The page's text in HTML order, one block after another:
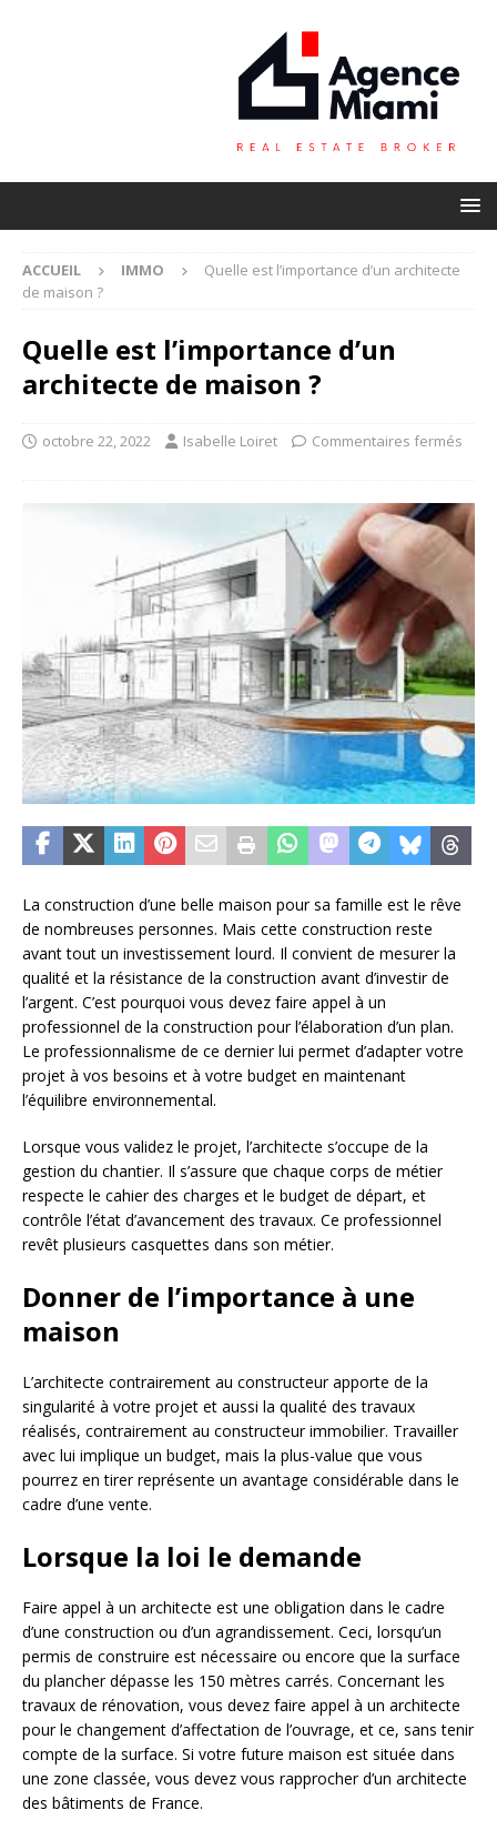
ACCUEIL IMMO
Quelle est l’importance d’un architecte
de maison ?
Quelle est l’importance d’un
architecte de maison ?
octobre 22, 2022 Isabelle Loiret Commentaires fermés
La construction d’une belle maison pour sa famille est le rêve
de nombreuses personnes. Mais cette construction reste
avant tout un investissement lourd. Il convient de mesurer la
qualité et la résistance de la construction avant d’investir de
l’argent. C’est pourquoi vous devez faire appel à un
professionnel de la construction pour l’élaboration d’un plan.
Le professionnalisme de ce dernier lui permet d’adapter votre
projet à vos besoins et à votre budget en maintenant
l’équilibre environnemental.
Lorsque vous validez le projet, l’architecte s’occupe de la
gestion du chantier. Il s’assure que chaque corps de métier
respecte le cahier des charges et le budget de départ, et
contrôle l’état d’avancement des travaux. Ce professionnel
revêt plusieurs casquettes dans son métier.
Donner de l’importance à une
maison
L’architecte contrairement au constructeur apporte de la
singularité à votre projet et aussi la qualité des travaux
réalisés, contrairement au constructeur immobilier. Travailler
avec lui implique un budget, mais la plus-value que vous
pourrez en tirer représente un avantage considérable dans le
cadre d’une vente.
Lorsque la loi le demande
Faire appel à un architecte est une obligation dans le cadre
d’une construction ou d’un agrandissement. Ceci, lorsqu’un
permis de construire est nécessaire ou encore que la surface
du plancher dépasse les 150 mètres carrés. Concernant les
travaux de rénovation, vous devez faire appel à un architecte
pour le changement d’affectation de l’ouvrage, et ce, sans tenir
compte de la surface. Si votre future maison est située dans
une zone classée, vous devez vous rapprocher d’un architecte
des bâtiments de France.